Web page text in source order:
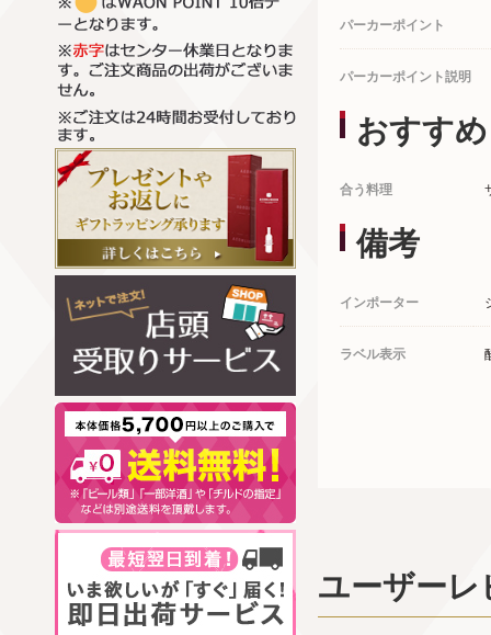
パーカーポイント
パーカーポイント説明
おすすめ
合う料理
備考
インポーター
ラベル表示
ユーザーレ